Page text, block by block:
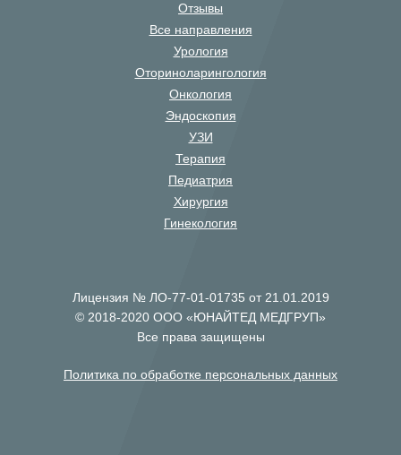
Отзывы
Все направления
Урология
Оториноларингология
Онкология
Эндоскопия
УЗИ
Терапия
Педиатрия
Хирургия
Гинекология
Лицензия № ЛО-77-01-01735 от 21.01.2019
© 2018-2020 ООО «ЮНАЙТЕД МЕДГРУП»
Все права защищены
Политика по обработке персональных данных